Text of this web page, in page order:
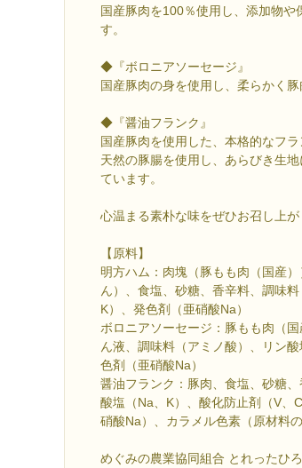
国産豚肉を100％使用し、添加物
す。
◆『ボロニアソーセージ』
国産豚肉の身を使用し、柔らかく
◆『醤油フランク』
国産豚肉を使用した、本格的なフ
天然の豚腸を使用し、あらびき生
ています。
心温まる素朴な味をぜひお召し上が
【原料】
明方ハム：肉塊（豚もも肉（国産
ん）、食塩、砂糖、香辛料、調味
K）、発色剤（亜硝酸Na）
ボロニアソーセージ：豚もも肉（
ん液、調味料（アミノ酸）、リン
色剤（亜硝酸Na）
醤油フランク：豚肉、食塩、砂糖
酸塩（Na、K）、酸化防止剤（V、
硝酸Na）、カラメル色素（原材料
めぐみの農業協同組合 とれったひ